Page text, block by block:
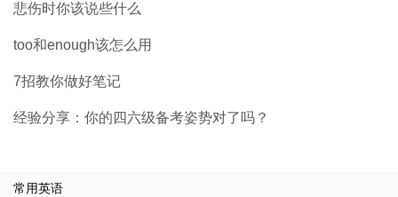
悲伤时你该说些什么
too和enough该怎么用
7招教你做好笔记
经验分享：你的四六级备考姿势对了吗？
常用英语